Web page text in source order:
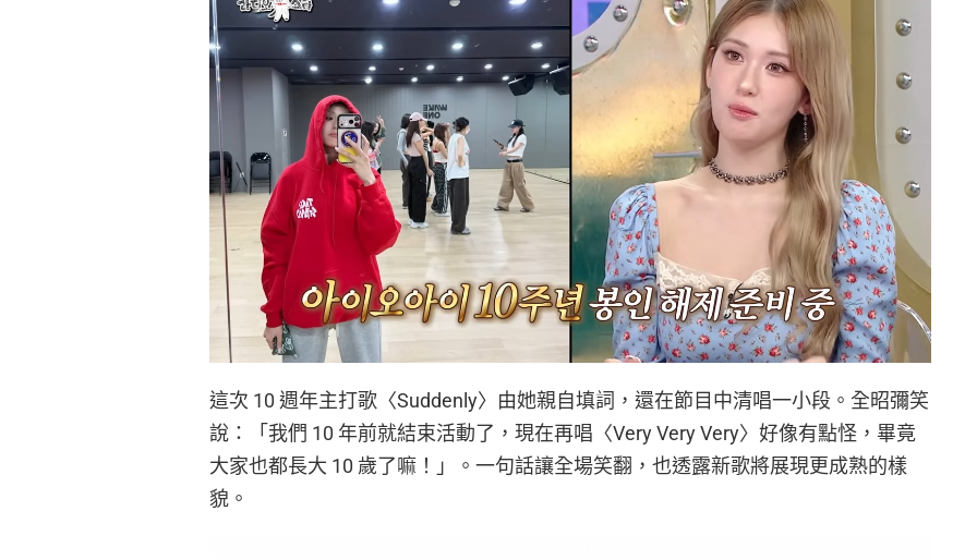
這次 10 週年主打歌〈Suddenly〉由她親自填詞，還在節目中清唱一小段。全昭彌笑
說：「我們 10 年前就結束活動了，現在再唱〈Very Very Very〉好像有點怪，畢竟
大家也都長大 10 歲了嘛！」。一句話讓全場笑翻，也透露新歌將展現更成熟的樣
貌。